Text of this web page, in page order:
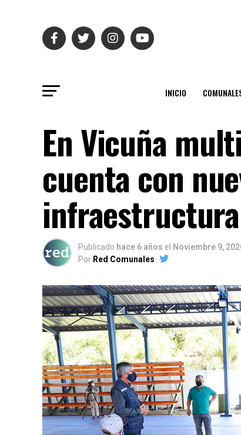
INICIO
En Vicuña
cuenta con
infraestructura
Publicado hace 6 años el Noviembre 9,
Por Red Comunales